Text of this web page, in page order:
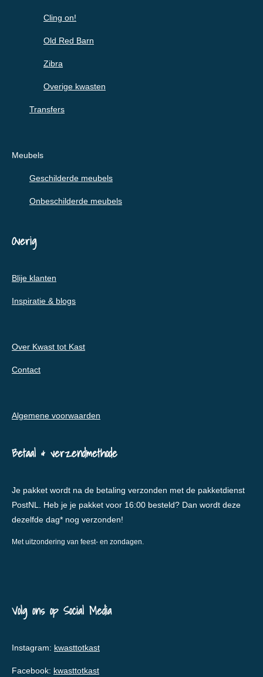
Cling on!
Old Red Barn
Zibra
Overige kwasten
Transfers
Meubels
Geschilderde meubels
Onbeschilderde meubels
Overig
Blije klanten
Inspiratie & blogs
Over Kwast tot Kast
Contact
Algemene voorwaarden
Betaal & verzendmethode
Je pakket wordt na de betaling verzonden met de pakketdienst
PostNL. Heb je je pakket voor 16:00 besteld? Dan wordt deze
dezelfde dag* nog verzonden!
Met uitzondering van feest- en zondagen.
Volg ons op Social Media
Instagram: kwasttotkast
Facebook: kwasttotkast